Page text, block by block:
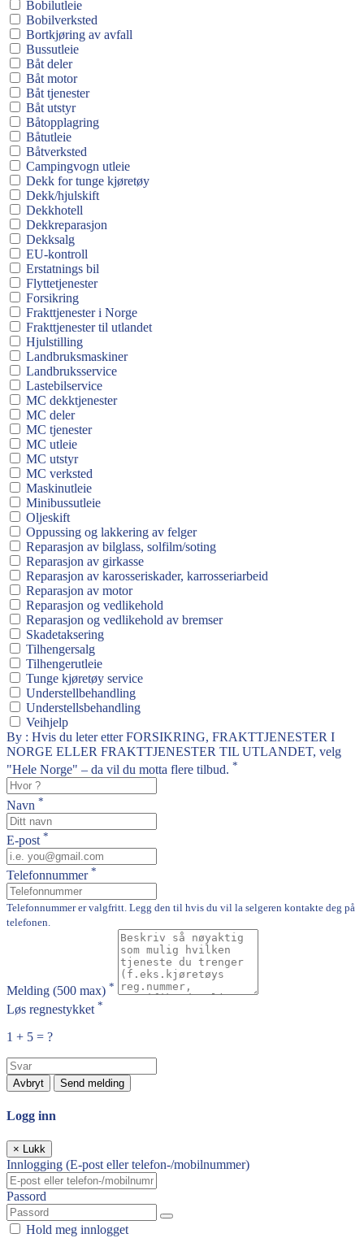
Bobilutleie
Bobilverksted
Bortkjøring av avfall
Bussutleie
Båt deler
Båt motor
Båt tjenester
Båt utstyr
Båtopplagring
Båtutleie
Båtverksted
Campingvogn utleie
Dekk for tunge kjøretøy
Dekk/hjulskift
Dekkhotell
Dekkreparasjon
Dekksalg
EU-kontroll
Erstatnings bil
Flyttetjenester
Forsikring
Frakttjenester i Norge
Frakttjenester til utlandet
Hjulstilling
Landbruksmaskiner
Landbruksservice
Lastebilservice
MC dekktjenester
MC deler
MC tjenester
MC utleie
MC utstyr
MC verksted
Maskinutleie
Minibussutleie
Oljeskift
Oppussing og lakkering av felger
Reparasjon av bilglass, solfilm/soting
Reparasjon av girkasse
Reparasjon av karosseriskader, karrosseriarbeid
Reparasjon av motor
Reparasjon og vedlikehold
Reparasjon og vedlikehold av bremser
Skadetaksering
Tilhengersalg
Tilhengerutleie
Tunge kjøretøy service
Understellbehandling
Understellsbehandling
Veihjelp
By : Hvis du leter etter FORSIKRING, FRAKTTJENESTER I
NORGE ELLER FRAKTTJENESTER TIL UTLANDET, velg
"Hele Norge" – da vil du motta flere tilbud. *
Navn *
E-post *
Telefonnummer *
Telefonnummer er valgfritt. Legg den til hvis du vil la selgeren kontakte deg på
telefonen.
Melding (500 max) *
Løs regnestykket *
1 + 5 = ?
Avbryt Send melding
Logg inn
× Lukk
Innlogging (E-post eller telefon-/mobilnummer)
Passord
Hold meg innlogget